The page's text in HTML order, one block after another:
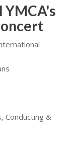
Conducting &